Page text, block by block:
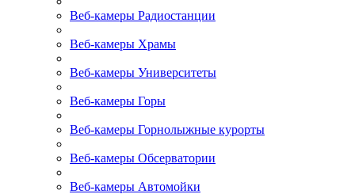
Веб-камеры Радиостанции
Веб-камеры Храмы
Веб-камеры Университеты
Веб-камеры Горы
Веб-камеры Горнолыжные курорты
Веб-камеры Обсерватории
Веб-камеры Автомойки